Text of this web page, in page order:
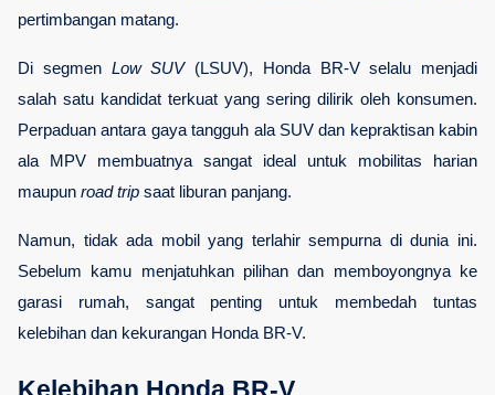
pertimbangan matang.
Di segmen Low SUV (LSUV), Honda BR-V selalu menjadi
salah satu kandidat terkuat yang sering dilirik oleh konsumen.
Perpaduan antara gaya tangguh ala SUV dan kepraktisan kabin
ala MPV membuatnya sangat ideal untuk mobilitas harian
maupun road trip saat liburan panjang.
Namun, tidak ada mobil yang terlahir sempurna di dunia ini.
Sebelum kamu menjatuhkan pilihan dan memboyongnya ke
garasi rumah, sangat penting untuk membedah tuntas
kelebihan dan kekurangan Honda BR-V.